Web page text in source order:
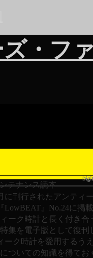
・フ
テナンス読本
に刊行されたアンティ
LowBEAT』No.24に掲
ーク時計と長く付き合
集を電子版として復刊
ーク時計を愛用するう
ついての知識を得てお